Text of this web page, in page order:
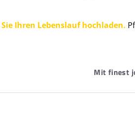
Ihren Lebenslauf hochladen.
Mit finest